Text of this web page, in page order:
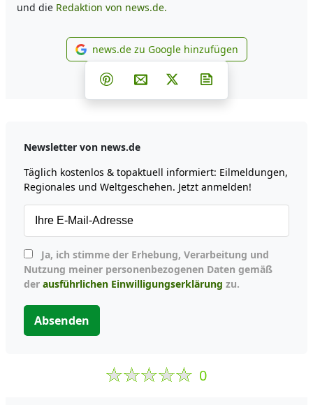
und die Redaktion von news.de.
news.de zu Google
news.de zu Google hinzufügen
Teilen auf Facebook
Teilen auf Whatsapp
Teilen auf Telegram
Teilen auf Pinterest
Per E-Mail teilen
Post auf X
Newsletter von news.de
Täglich kostenlos & topaktuell informiert: Eilmeldungen,
Regionales und Weltgeschehen. Jetzt anmelden!
Nutzung meiner personenbezogenen Daten gemäß
der ausführlichen Einwilligungserklärung zu.
Absenden
0